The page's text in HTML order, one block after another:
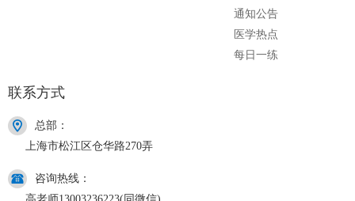
通知公告
医学热点
每日一练
联系方式
总部：
上海市松江区仓华路270弄
咨询热线：